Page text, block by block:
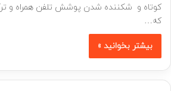
کوتاه و شکننده شدن پوشش تلفن همراه و
که…
بیشتر بخوانید »